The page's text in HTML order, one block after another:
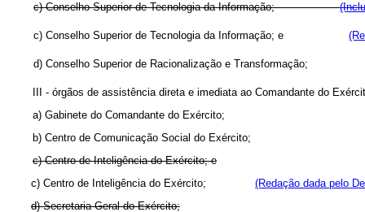
c) Conselho Superior de Tecnologia da Informação;
c) Conselho Superior de Tecnologia da Informação; e
d) Conselho Superior de Racionalização e
III - órgãos de assistência direta e imediata ao Comandante do
a) Gabinete do Comandante do Exército;
b) Centro de Comunicação Social do Exército;
c) Centro de Inteligência do Exército; e
c) Centro de Inteligência do Exército; (Redação dada pelo
d) Secretaria-Geral do Exército;